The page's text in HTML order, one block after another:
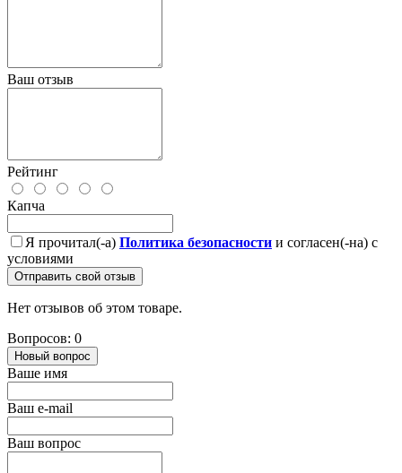
Ваш отзыв
Рейтинг
Капча
Я прочитал(-а) Политика безопасности и согласен(-на) с
условиями
Отправить свой отзыв
Нет отзывов об этом товаре.
Вопросов: 0
Новый вопрос
Ваше имя
Ваш e-mail
Ваш вопрос